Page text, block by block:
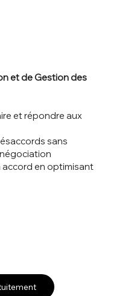
et de Gestion des
et répondre aux
sans
accord en optimisant